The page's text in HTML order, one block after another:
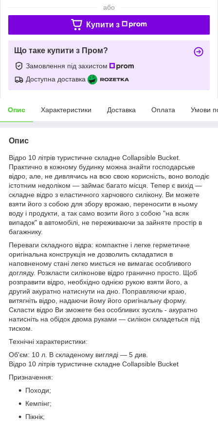
або
Купити з
Що таке купити з Пром?
Замовлення під захистом
Доступна доставка
Опис Характеристики Доставка Оплата Умови
Опис
Відро 10 літрів туристичне складне Collapsible Bucket.
Практично в кожному будинку можна знайти господарське
відро, але, не дивлячись на всю свою корисність, воно володіє
істотним недоліком — займає багато місця. Тепер є вихід —
складне відро з еластичного харчового силікону. Ви можете
взяти його з собою для збору врожаю, переносити в ньому
воду і продукти, а так само возити його з собою "на всяк
випадок" в автомобілі, не переживаючи за зайняте простір в
багажнику.
Переваги складного відра: компактне і легке герметичне
оригінальна конструкція не дозволить складатися в
наповненому стані легко миється не вимагає особливого
догляду. Розкласти силіконове відро гранично просто. Щоб
розправити відро, необхідно однією рукою взяти його, а
другий акуратно натиснути на дно. Поправляючи краю,
витягніть відро, надаючи йому його оригінальну форму.
Скласти відро Ви зможете без особливих зусиль - акуратно
натисніть на обідок двома руками — силікон складеться під
тиском.
Технічні характеристики:
Об'єм: 10 л. В складеному вигляді — 5 див.
Відро 10 літрів туристичне складне Collapsible Bucket
Призначення:
Походи;
Кемпінг;
Пікнік;